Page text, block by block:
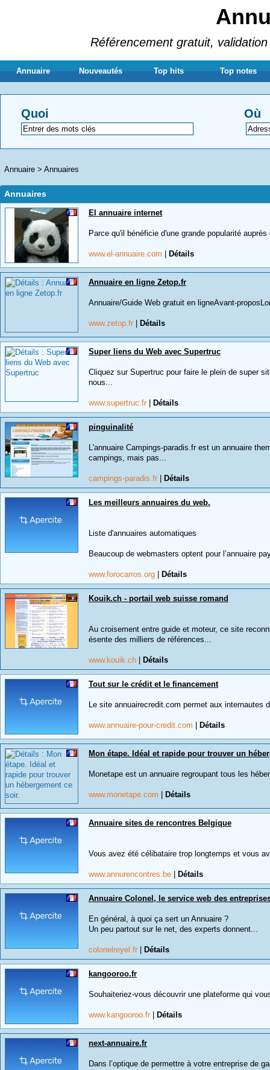
Référencement gratuit,
Annuaire Nouveautés Top hits Top notes
Quoi Où
Annuaire > Annuaires
Annuaires
El annuaire internet
Parce qu'il bénéficie d'une grande popularité
www.el-annuaire.com Détails
Annuaire en ligne Zetop.fr
Annuaire/Guide Web gratuit en ligneAvant-
www.zetop.fr Détails
Super liens du Web avec Supertruc
Cliquez sur Supertruc pour faire le plein de super
nous...
www.supertruc.fr Détails
pinguinalité
L'annuaire Campings-paradis.fr est un annuaire
campings, mais pas...
campings-paradis.fr Détails
Les meilleurs annuaires du web.
Liste d'annuaires automatiques
Beaucoup de webmasters optent pour l’annuaire
www.forocarros.org Détails
Kouik.ch - portail web suisse romand
Au croisement entre guide et moteur, ce site
ésente des milliers de références...
www.kouik.ch Détails
Tout sur le crédit et le financement
Le site annuairecredit.com permet aux internautes
www.annuaire-pour-credit.com Détails
Mon étape. Idéal et rapide pour trouver un
Monetape est un annuaire regroupant tous les
www.monetape.com Détails
Annuaire sites de rencontres Belgique
Vous avez été célibataire trop longtemps et vous
www.annurencontres.be Détails
Annuaire Colonel, le service web des
En général, à quoi ça sert un Annuaire ?
Un peu partout sur le net, des experts donnent...
colonelreyel.fr Détails
kangooroo.fr
Souhaiteriez-vous découvrir une plateforme qui
www.kangooroo.fr Détails
next-annuaire.fr
Dans l’optique de permettre à votre entreprise de